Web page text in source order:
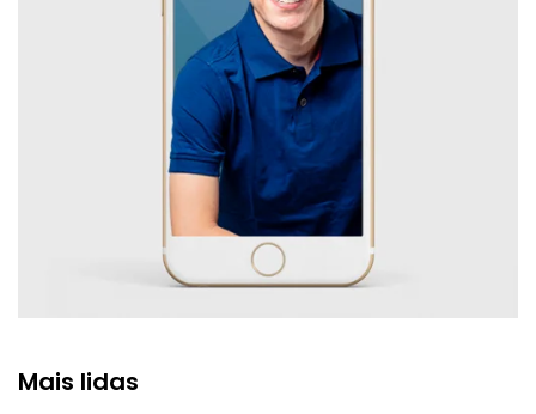
Mais lidas